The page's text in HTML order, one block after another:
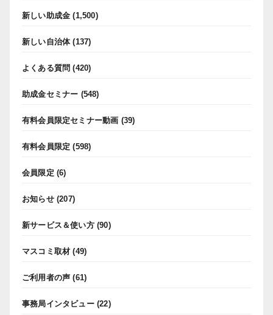
新しい助成金 (1,500)
新しい自治体(137)
よくある質問 (420)
助成金セミナー (548)
有料会員限定セミナー動画 (39)
有料会員限定 (598)
会員限定 (6)
お知らせ(207)
新サービス＆使い方(90)
マスコミ取材 (49)
ご利用者の声 (61)
事務局インタビュー(22)